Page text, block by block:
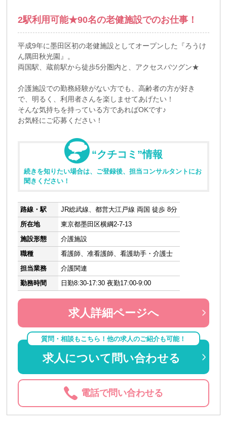
2駅利用可能★90名の老健施設でのお仕事！
平成9年に墨田区初の老健施設としてオープンした『ろうけ
ん隅田秋光園』。
両国駅、蔵前駅から徒歩5分圏内と、アクセスバツグン★
介護施設での勤務経験がない方でも、高齢者の方が好き
で、明るく、利用者さんを楽しませてあげたい！
そんな気持ちを持っている方であればOKです♪
お気軽にご応募ください！
“クチコミ”情報
続きを知りたい場合は、ご登録後、担当コンサルタントにお
聞きください！
路線・駅
JR総武線、都営大江戸線 両国 徒歩 8分
所在地
東京都墨田区横綱2-7-13
施設形態
介護施設
職種
看護師、准看護師、看護助手・介護士
担当業務
介護関連
勤務時間
日勤8:30-17:30 夜勤17:00-9:00
求人詳細ページへ
質問・相談もこちら！他の求人のご紹介も可能！
求人について問い合わせる
電話で問い合わせる